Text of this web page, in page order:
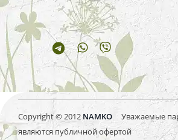
TelegramWhatsapp
Viber
Copyright © 2012 NAMKO Уважаемые
являются публичной офертой